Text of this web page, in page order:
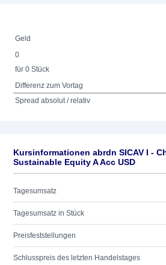
Geld
0
für 0 Stück
Differenz zum Vortag
Spread absolut / relativ
Kursinformationen abrdn SICAV I -
Sustainable Equity A Acc USD
Tagesumsatz
Tagesumsatz in Stück
Preisfeststellungen
Schlusspreis des letzten Handelstages